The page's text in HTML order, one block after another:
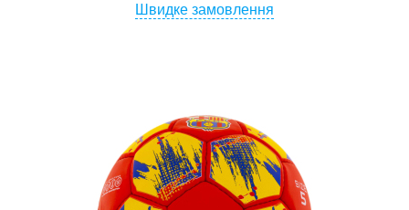
Швидке замовлення